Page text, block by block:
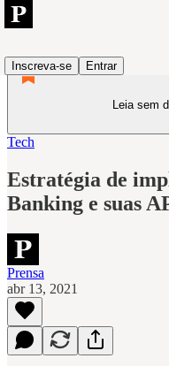
Inscreva-se
Entrar
Leia sem
Tech
Estratégia de
Banking e suas
Prensa
abr 13, 2021